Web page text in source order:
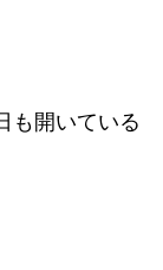
も開いている